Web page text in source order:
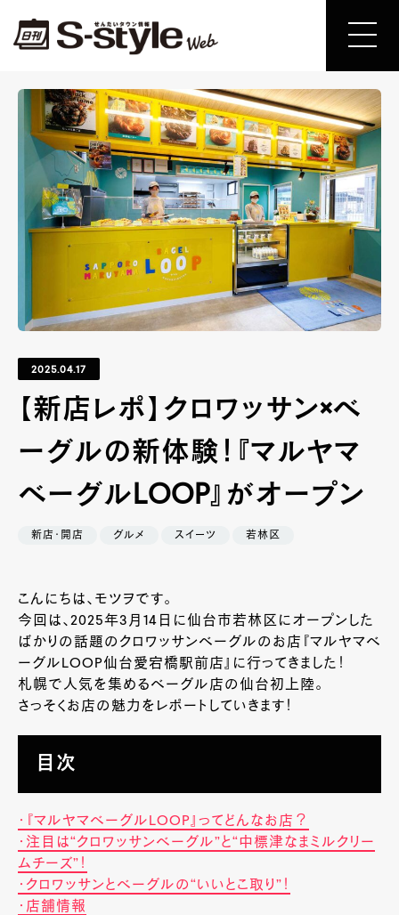
2025.04.17
【新店レポ】クロワッサン×ベ
ーグルの新体験！『マルヤマ
ベーグルLOOP』がオープン
新店・開店 グルメ スイーツ 若林区
こんにちは、モツヲです。
今回は、2025年3月14日に仙台市若林区にオープンした
ばかりの話題のクロワッサンベーグルのお店『マルヤマベ
ーグルLOOP仙台愛宕橋駅前店』に行ってきました！
札幌で人気を集めるベーグル店の仙台初上陸。
さっそくお店の魅力をレポートしていきます！
目次
・『マルヤマベーグルLOOP』ってどんなお店？
・注目は“クロワッサンベーグル”と“中標津なまミルクリー
ムチーズ”！
・クロワッサンとベーグルの“いいとこ取り”！
・店舗情報